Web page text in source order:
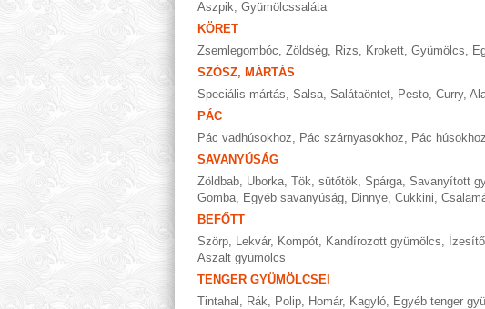
Aszpik, Gyümölcssaláta
KÖRET
Zsemlegombóc, Zöldség, Rizs, Krokett, Gyümölcs,
SZÓSZ, MÁRTÁS
Speciális mártás, Salsa, Salátaöntet, Pesto, Curry,
PÁC
Pác vadhúsokhoz, Pác szárnyasokhoz, Pác húsokhoz
SAVANYÚSÁG
Zöldbab, Uborka, Tök, sütőtök, Spárga, Savanyított
Gomba, Egyéb savanyúság, Dinnye, Cukkini,
BEFŐTT
Szörp, Lekvár, Kompót, Kandírozott gyümölcs, Ízesítő
Aszalt gyümölcs
TENGER GYÜMÖLCSEI
Tintahal , Rák, Polip, Homár, Kagyló, Egyéb tenger